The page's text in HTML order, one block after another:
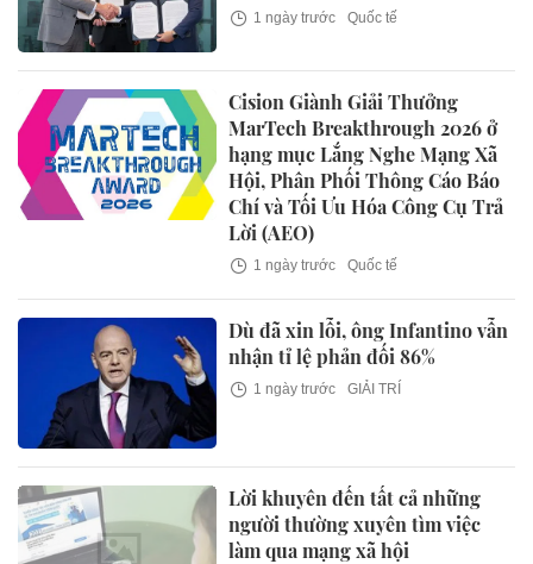
1 ngày trước Quốc tế
Cision Giành Giải Thưởng
MarTech Breakthrough 2026 ở
hạng mục Lắng Nghe Mạng Xã
Hội, Phân Phối Thông Cáo Báo
Chí và Tối Ưu Hóa Công Cụ Trả
Lời (AEO)
1 ngày trước Quốc tế
Dù đã xin lỗi, ông Infantino vẫn
nhận tỉ lệ phản đối 86%
1 ngày trước GIẢI TRÍ
Lời khuyên đến tất cả những
người thường xuyên tìm việc
làm qua mạng xã hội